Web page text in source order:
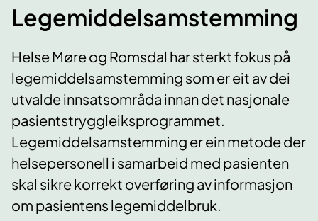
Legemiddelsamstemming
Helse Møre og Romsdal har sterkt fokus på
legemiddelsamstemming som er eit av dei
utvalde innsatsområda innan det nasjonale
pasientstryggleiksprogrammet.
Legemiddelsamstemming er ein metode der
helsepersonell i samarbeid med pasienten
skal sikre korrekt overføring av informasjon
om pasientens legemiddelbruk.